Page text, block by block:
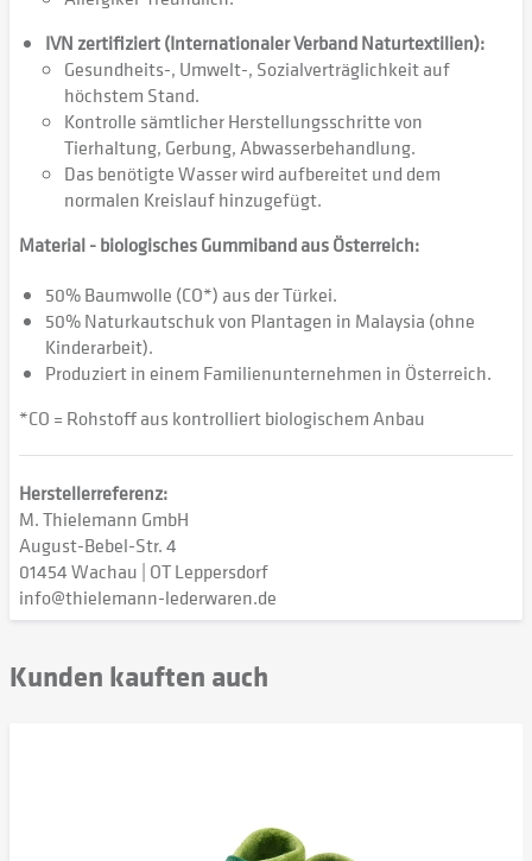
IVN zertifiziert (Internationaler Verband Naturtextilien):
Gesundheits-, Umwelt-, Sozialverträglichkeit auf
höchstem Stand.
Kontrolle sämtlicher Herstellungsschritte von
Tierhaltung, Gerbung, Abwasserbehandlung.
Das benötigte Wasser wird aufbereitet und dem
normalen Kreislauf hinzugefügt.
Material - biologisches Gummiband aus Österreich:
50% Baumwolle (CO*) aus der Türkei.
50% Naturkautschuk von Plantagen in Malaysia (ohne
Kinderarbeit).
Produziert in einem Familienunternehmen in Österreich.
*CO = Rohstoff aus kontrolliert biologischem Anbau
Herstellerreferenz:
M. Thielemann GmbH
August-Bebel-Str. 4
01454 Wachau | OT Leppersdorf
info@thielemann-lederwaren.de
Kunden kauften auch